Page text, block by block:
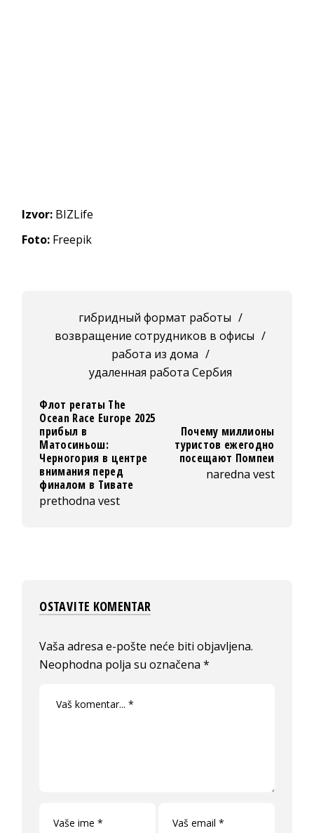
Izvor: BIZLife
Foto: Freepik
гибридный формат работы /
возвращение сотрудников в офисы /
работа из дома /
удаленная работа Сербия
Флот регаты The
Ocean Race Europe 2025
прибыл в
Матосиньош:
Черногория в центре
внимания перед
финалом в Тивате
prethodna vest
Почему миллионы
туристов ежегодно
посещают Помпеи
naredna vest
OSTAVITE KOMENTAR
Vaša adresa e-pošte neće biti objavljena.
Neophodna polja su označena*